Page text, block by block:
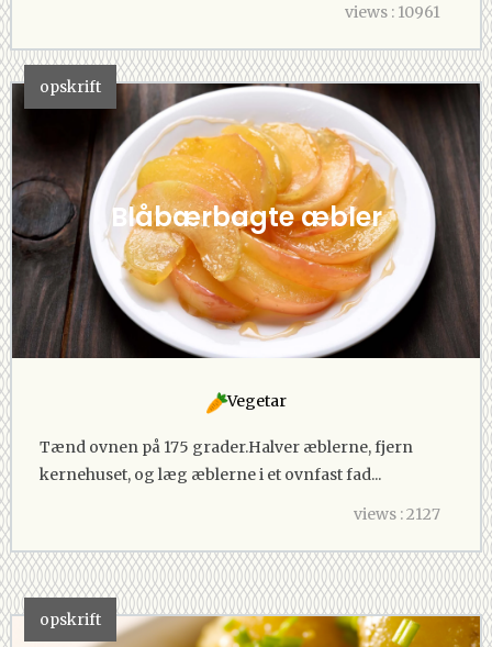
views : 10961
opskrift
Blåbærbagte æbler
Vegetar
Tænd ovnen på 175 grader.Halver æblerne, fjern
kernehuset, og læg æblerne i et ovnfast fad...
views : 2127
opskrift